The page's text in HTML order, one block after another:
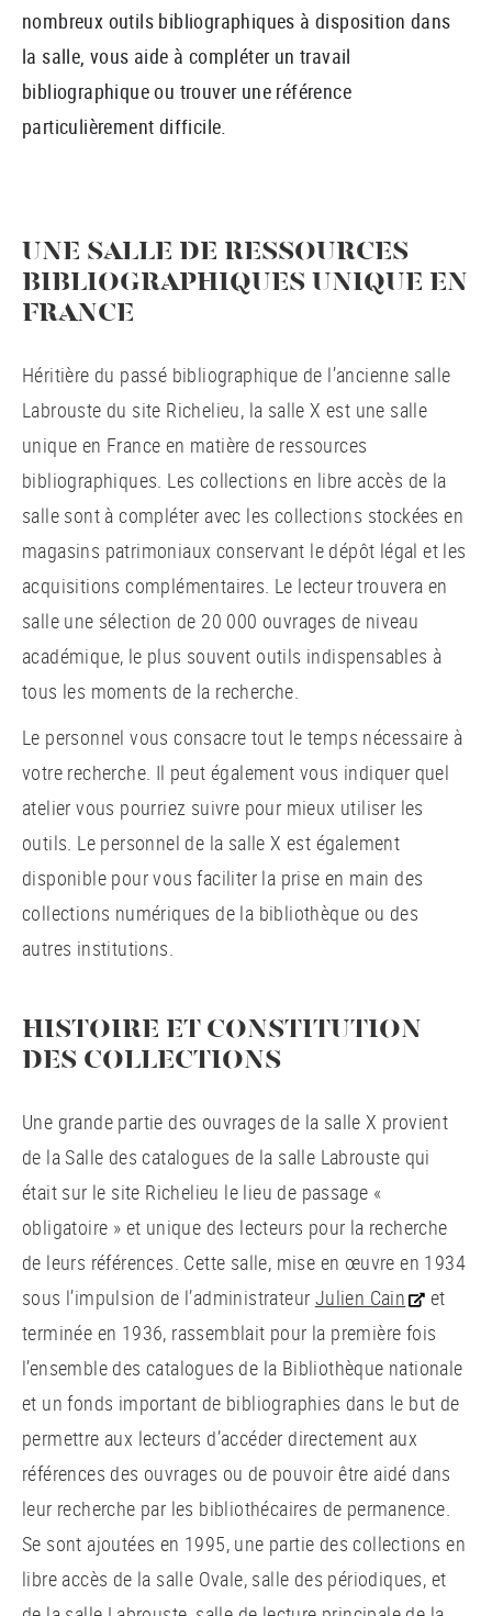
nombreux outils bibliographiques à disposition dans
la salle, vous aide à compléter un travail
bibliographique ou trouver une référence
particulièrement difficile.
UNE SALLE DE RESSOURCES
BIBLIOGRAPHIQUES UNIQUE EN
FRANCE
Héritière du passé bibliographique de l’ancienne salle
Labrouste du site Richelieu, la salle X est une salle
unique en France en matière de ressources
bibliographiques. Les collections en libre accès de la
salle sont à compléter avec les collections stockées en
magasins patrimoniaux conservant le dépôt légal et les
acquisitions complémentaires. Le lecteur trouvera en
salle une sélection de 20 000 ouvrages de niveau
académique, le plus souvent outils indispensables à
tous les moments de la recherche.
Le personnel vous consacre tout le temps nécessaire à
votre recherche. Il peut également vous indiquer quel
atelier vous pourriez suivre pour mieux utiliser les
outils. Le personnel de la salle X est également
disponible pour vous faciliter la prise en main des
collections numériques de la bibliothèque ou des
autres institutions.
HISTOIRE ET CONSTITUTION
DES COLLECTIONS
Une grande partie des ouvrages de la salle X provient
de la Salle des catalogues de la salle Labrouste qui
était sur le site Richelieu le lieu de passage «
obligatoire » et unique des lecteurs pour la recherche
de leurs références. Cette salle, mise en œuvre en 1934
sous l’impulsion de l’administrateur Julien Cain
et
terminée en 1936, rassemblait pour la première fois
l’ensemble des catalogues de la Bibliothèque nationale
et un fonds important de bibliographies dans le but de
permettre aux lecteurs d’accéder directement aux
références des ouvrages ou de pouvoir être aidé dans
leur recherche par les bibliothécaires de permanence.
Se sont ajoutées en 1995, une partie des collections en
libre accès de la salle Ovale, salle des périodiques, et